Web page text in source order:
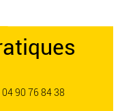
04 90 76 84 38